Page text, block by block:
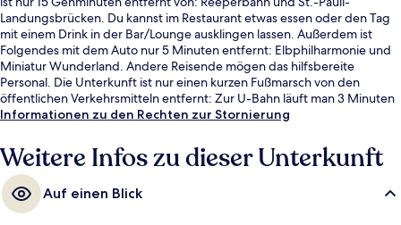
Landungsbrücken. Du kannst im Restaurant etwas essen oder den Tag
mit einem Drink in der Bar/Lounge ausklingen lassen. Außerdem ist
Folgendes mit dem Auto nur 5 Minuten entfernt: Elbphilharmonie und
Miniatur Wunderland. Andere Reisende mögen das hilfsbereite
Personal. Die Unterkunft ist nur einen kurzen Fußmarsch von den
öffentlichen Verkehrsmitteln entfernt: Zur U-Bahn läuft man 3 Minuten
(U-Bahnhof St. Pauli) bzw. 9 Minuten (S-Bahnhof Reeperbahn).
Informationen zu den Rechten zur Stornierung
Weitere Infos zu dieser Unterkunft
Auf einen Blick